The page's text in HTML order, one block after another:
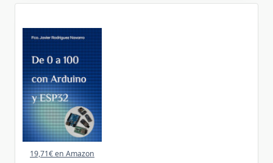
19,71€ en Amazon